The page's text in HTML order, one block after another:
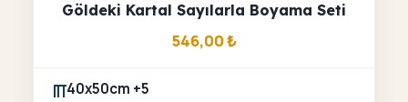
Göldeki Kartal Sayılarla Boyama Seti
546,00₺
40x50cm +5